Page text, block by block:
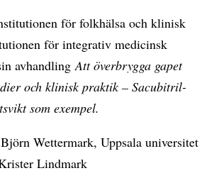
för folkhälsa och klinisk
för integrativ medicinsk
avhandling Att överbrygga gapet
och klinisk praktik – Sacubitril-
som exempel.
Wettermark, Uppsala universitet
Lindmark